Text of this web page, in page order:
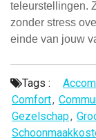
teleurstellingen.
zonder stress
einde van jouw
Tags :
Comfort,
Gezelschap,